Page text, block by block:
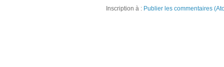
Inscription à : Publier les commentaires